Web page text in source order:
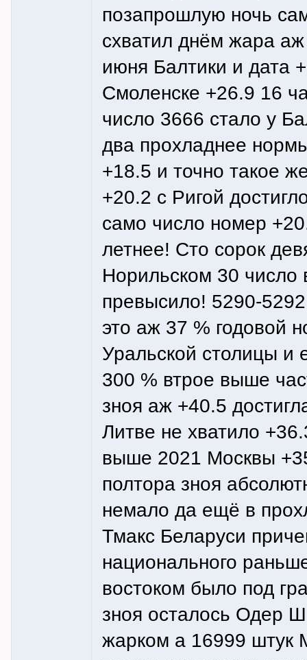
позапрошлую ночь
схватил днём жара
июня Балтики и дата
Смоленске +26.9 16
число 3666 стало у
два прохладнее
+18.5 и точно такое
+20.2 с Ригой
само число номер
летнее! Сто сорок
Норильском 30
превысило! 5290-
это аж 37 % годовой
Уральской столицы и
300 % втрое выше
зноя аж +40.5
Литве не хватило
выше 2021 Москвы
полтора зноя
немало да ещё в
Тмакс Беларуси
национального
востоком было под
зноя осталось Одер
жарком а 16999 штук